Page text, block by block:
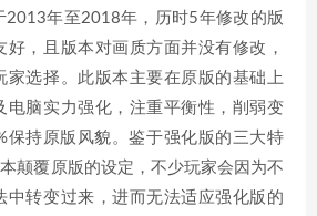
2013年至2018年，历时5年修改的版
好，且版本对画质方面并没有修改，
家选择。此版本主要在原版的基础上
电脑实力强化，注重平衡性，削弱变
保持原版风貌。鉴于强化版的三大特
颠覆原版的设定，不少玩家会因为不
中转变过来，进而无法适应强化版的